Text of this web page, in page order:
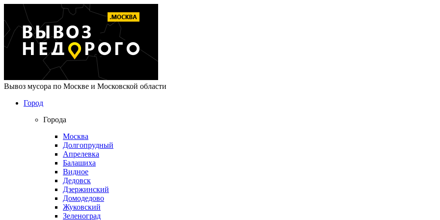
Вывоз мусора по Москве и Московской области
Город
Города
Москва
Долгопрудный
Апрелевка
Балашиха
Видное
Дедовск
Дзержинский
Домодедово
Жуковский
Зеленоград